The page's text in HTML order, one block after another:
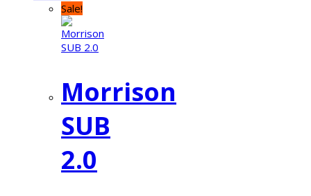
Sale!
Morrison
SUB
2.0